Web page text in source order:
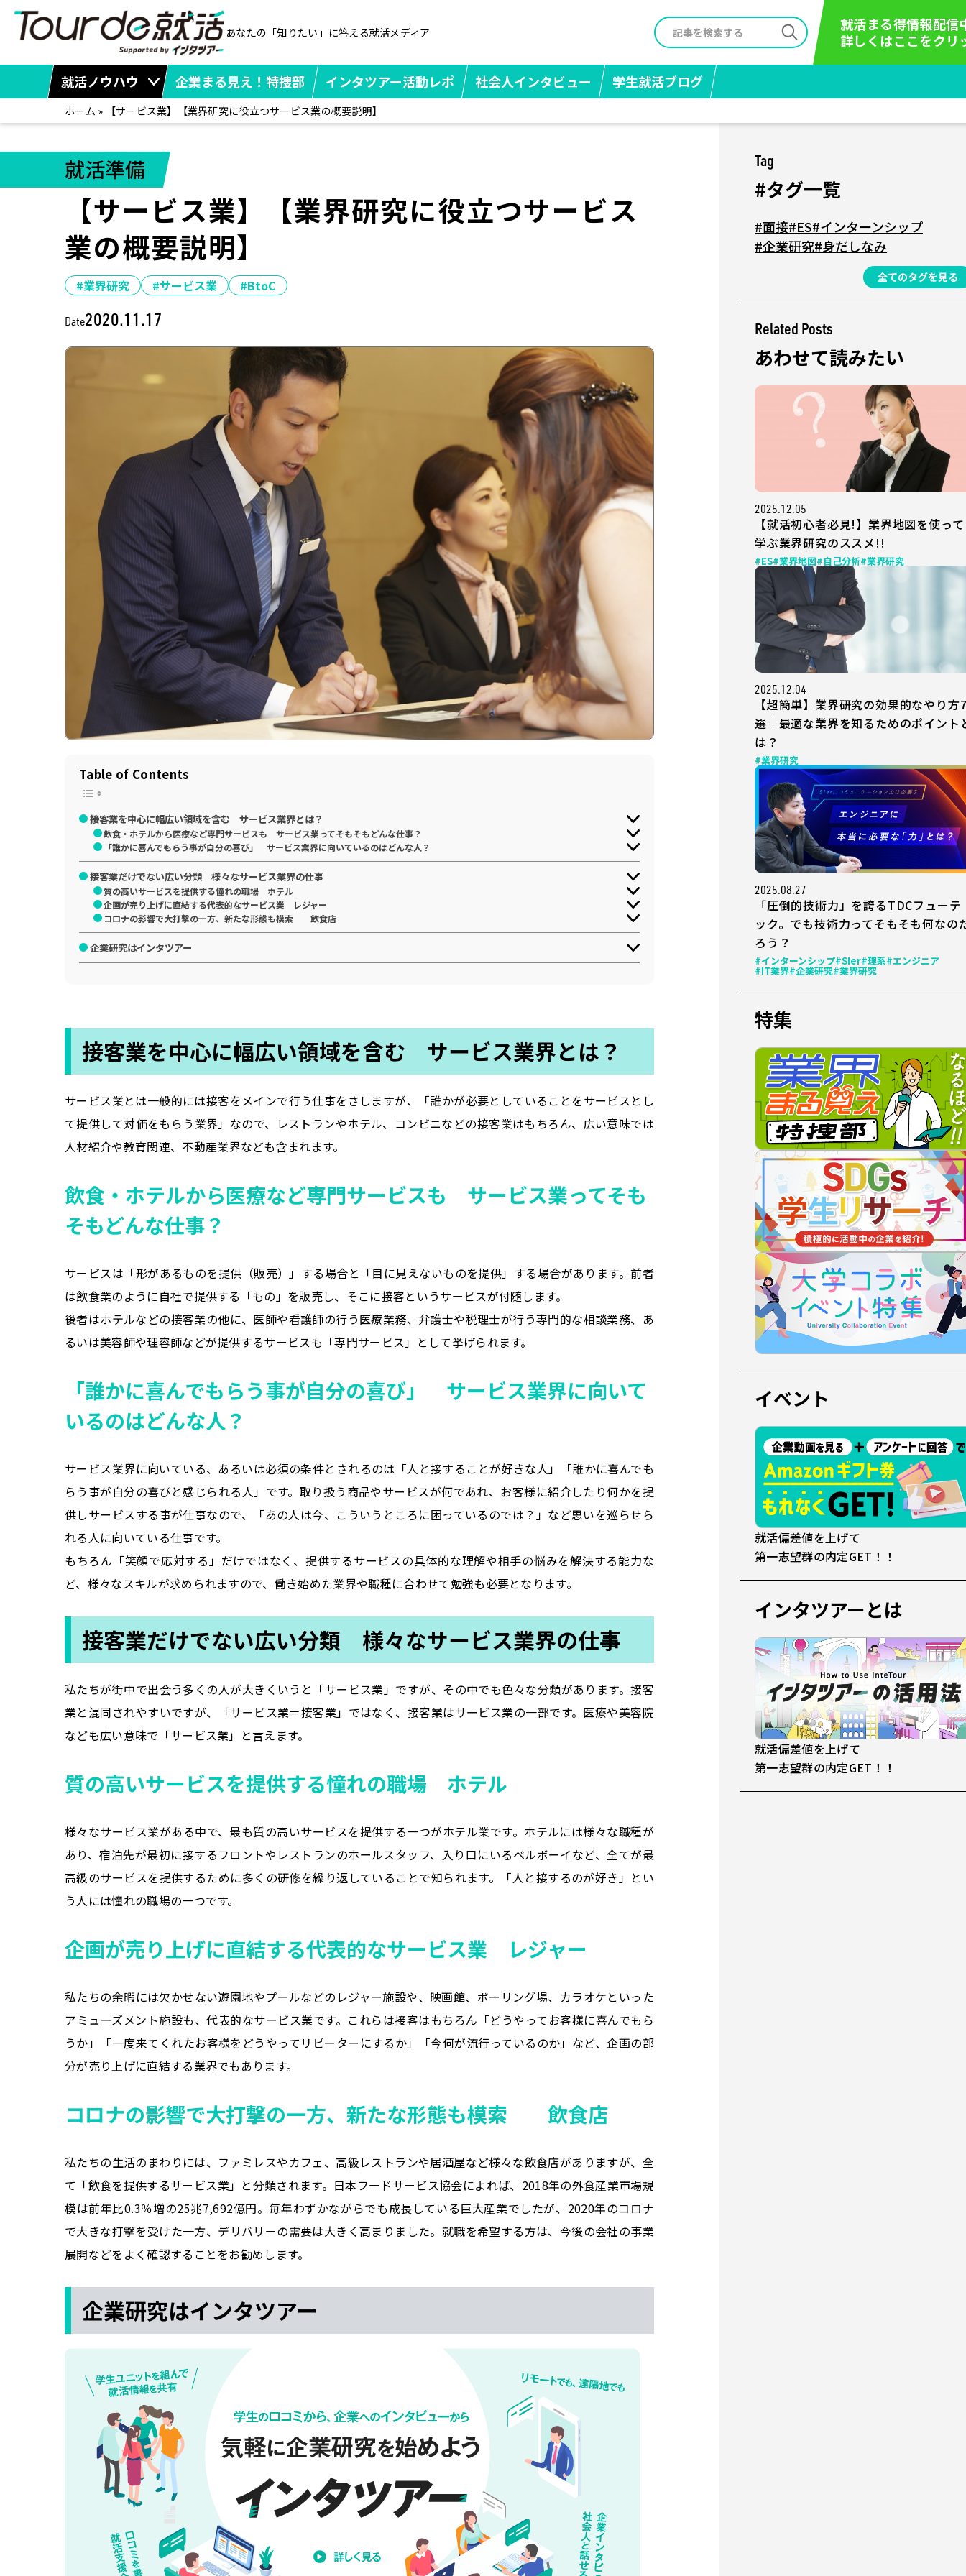
あなたの「知りたい」に答える就活メディア
就活まる得情報配信
詳しくはここをクリ
就活ノウハウ 企業まる見え！特捜部 インタツアー活動レポ 社会人インタビュー 学生就活ブログ
ホーム » 【サービス業】【業界研究に役立つサービス業の概要説明】
就活準備
【サービス業】【業界研究に役立つサービス
業の概要説明】
#業界研究 #サービス業 #BtoC
Date2020.11.17
Table of Contents
接客業を中心に幅広い領域を含む サービス業界とは？
飲食・ホテルから医療など専門サービスも サービス業ってそもそもどんな仕事？
「誰かに喜んでもらう事が自分の喜び」 サービス業界に向いているのはどんな人？
接客業だけでない広い分類 様々なサービス業界の仕事
質の高いサービスを提供する憧れの職場 ホテル
企画が売り上げに直結する代表的なサービス業 レジャー
コロナの影響で大打撃の一方、新たな形態も模索 飲食店
企業研究はインタツアー
接客業を中心に幅広い領域を含む サービス業界とは？
サービス業とは一般的には接客をメインで行う仕事をさしますが、「誰かが必要としていることをサービスとし
て提供して対価をもらう業界」なので、レストランやホテル、コンビニなどの接客業はもちろん、広い意味では
人材紹介や教育関連、不動産業界なども含まれます。
飲食・ホテルから医療など専門サービスも サービス業ってそも
そもどんな仕事？
サービスは「形があるものを提供（販売）」する場合と「目に見えないものを提供」する場合があります。前者
は飲食業のように自社で提供する「もの」を販売し、そこに接客というサービスが付随します。
後者はホテルなどの接客業の他に、医師や看護師の行う医療業務、弁護士や税理士が行う専門的な相談業務、あ
るいは美容師や理容師などが提供するサービスも「専門サービス」として挙げられます。
「誰かに喜んでもらう事が自分の喜び」 サービス業界に向いて
いるのはどんな人？
サービス業界に向いている、あるいは必須の条件とされるのは「人と接することが好きな人」「誰かに喜んでも
らう事が自分の喜びと感じられる人」です。取り扱う商品やサービスが何であれ、お客様に紹介したり何かを提
供しサービスする事が仕事なので、「あの人は今、こういうところに困っているのでは？」など思いを巡らせら
れる人に向いている仕事です。
もちろん「笑顔で応対する」だけではなく、提供するサービスの具体的な理解や相手の悩みを解決する能力な
ど、様々なスキルが求められますので、働き始めた業界や職種に合わせて勉強も必要となります。
接客業だけでない広い分類 様々なサービス業界の仕事
私たちが街中で出会う多くの人が大きくいうと「サービス業」ですが、その中でも色々な分類があります。接客
業と混同されやすいですが、「サービス業＝接客業」ではなく、接客業はサービス業の一部です。医療や美容院
なども広い意味で「サービス業」と言えます。
質の高いサービスを提供する憧れの職場 ホテル
様々なサービス業がある中で、最も質の高いサービスを提供する一つがホテル業です。ホテルには様々な職種が
あり、宿泊先が最初に接するフロントやレストランのホールスタッフ、入り口にいるベルボーイなど、全てが最
高級のサービスを提供するために多くの研修を繰り返していることで知られます。「人と接するのが好き」とい
う人には憧れの職場の一つです。
企画が売り上げに直結する代表的なサービス業 レジャー
私たちの余暇には欠かせない遊園地やプールなどのレジャー施設や、映画館、ボーリング場、カラオケといった
アミューズメント施設も、代表的なサービス業です。これらは接客はもちろん「どうやってお客様に喜んでもら
うか」「一度来てくれたお客様をどうやってリピーターにするか」「今何が流行っているのか」など、企画の部
分が売り上げに直結する業界でもあります。
コロナの影響で大打撃の一方、新たな形態も模索 飲食店
私たちの生活のまわりには、ファミレスやカフェ、高級レストランや居酒屋など様々な飲食店がありますが、全
て「飲食を提供するサービス業」と分類されます。日本フードサービス協会によれば、2018年の外食産業市場規
模は前年比0.3％増の25兆7,692億円。毎年わずかながらでも成長している巨大産業でしたが、2020年のコロナ
で大きな打撃を受けた一方、デリバリーの需要は大きく高まりました。就職を希望する方は、今後の会社の事業
展開などをよく確認することをお勧めします。
企業研究はインタツアー
Tag
#タグ一覧
#面接#ES#インターンシップ
#企業研究#身だしなみ
全てのタグを見る
Related Posts
あわせて読みたい
2025.12.05
【就活初心者必見!】業界地図を使って
学ぶ業界研究のススメ!!
#ES#業界地図#自己分析#業界研究
2025.12.04
【超簡単】業界研究の効果的なやり方
選｜最適な業界を知るためのポイント
は？
#業界研究
2025.08.27
「圧倒的技術力」を誇るTDCフューテ
ック。でも技術力ってそもそも何なの
ろう？
#インターンシップ#SIer#理系#エンジニア
#IT業界#企業研究#業界研究
特集
イベント
就活偏差値を上げて
第一志望群の内定GET！！
インタツアーとは
就活偏差値を上げて
第一志望群の内定GET！！